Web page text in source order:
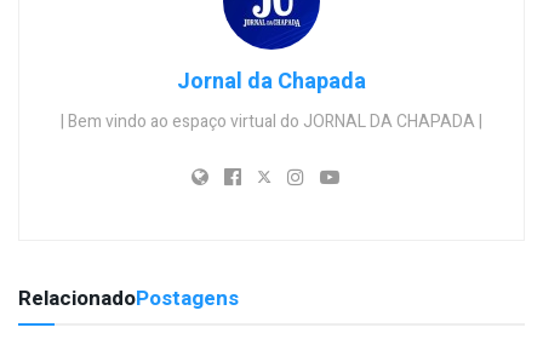
Jornal da Chapada
| Bem vindo ao espaço virtual do JORNAL DA CHAPADA |
RelacionadoPostagens